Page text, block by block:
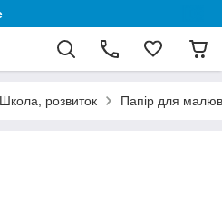
Школа, розвиток Папір для